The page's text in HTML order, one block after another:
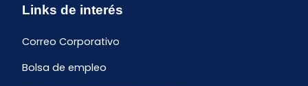
Links de interés
Correo Corporativo
Bolsa de empleo